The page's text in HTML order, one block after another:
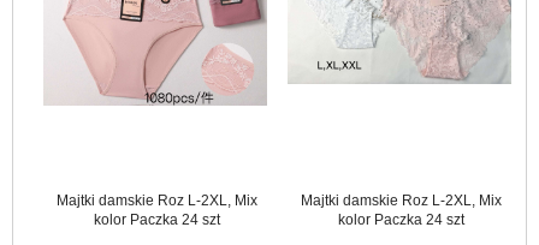
Majtki damskie Roz L-2XL, Mix
kolor Paczka 24 szt
Majtki damskie Roz L-2XL, Mix
kolor Paczka 24 szt